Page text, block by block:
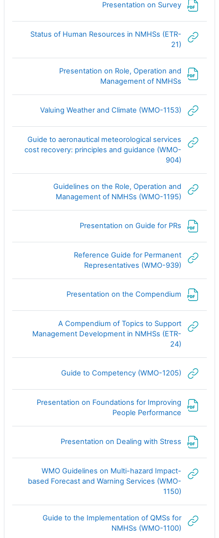
Presentation on Survey
Status of Human Resources in NMHSs (ETR-
21)
Presentation on Role, Operation and
Management of NMHSs
Valuing Weather and Climate (WMO-1153)رابط
Guide to aeronautical meteorological services
cost recovery: principles and guidance (WMO-
904)
Guidelines on the Role, Operation and
Management of NMHSs (WMO-1195)
Presentation on Guide for PRs
Reference Guide for Permanent
Representatives (WMO-939)
Presentation on the Compendium
A Compendium of Topics to Support
Management Development in NMHSs (ETR-
24)
Guide to Competency (WMO-1205)رابط الكتروني
Presentation on Foundations for Improving
People Performance
Presentation on Dealing with Stress
WMO Guidelines on Multi-hazard Impact-
based Forecast and Warning Services (WMO-
1150)رابط الكتروني
Guide to the Implementation of QMSs for
NMHSs (WMO-1100)